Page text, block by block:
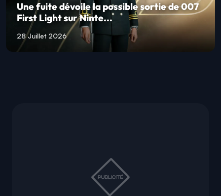
Une fuite dévoile la possible sortie de 007
First Light sur Ninte...
28 Juillet 2026